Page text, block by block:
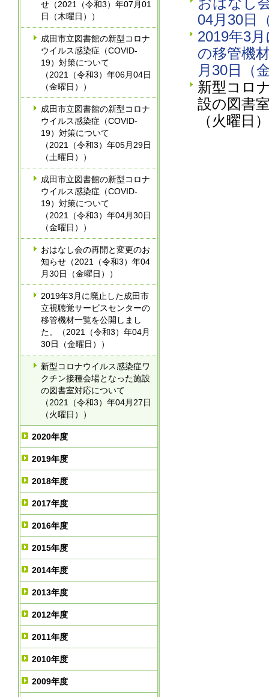
せ（2021（令和3）年07月01
日（木曜日））
成田市立図書館の新型コロナ
ウイルス感染症（COVID-
19）対策について
（2021（令和3）年06月04日
（金曜日））
成田市立図書館の新型コロナ
ウイルス感染症（COVID-
19）対策について
（2021（令和3）年05月29日
（土曜日））
成田市立図書館の新型コロナ
ウイルス感染症（COVID-
19）対策について
（2021（令和3）年04月30日
（金曜日））
おはなし会の再開と変更のお
知らせ（2021（令和3）年04
月30日（金曜日））
2019年3月に廃止した成田市
立視聴覚サービスセンターの
移管機材一覧を公開しまし
た。（2021（令和3）年04月
30日（金曜日））
新型コロナウイルス感染症ワ
クチン接種会場となった施設
の図書室対応について
（2021（令和3）年04月27日
（火曜日））
2020年度
2019年度
2018年度
2017年度
2016年度
2015年度
2014年度
2013年度
2012年度
2011年度
2010年度
2009年度
04月30日
2019年3
の移管機
月30日（
新型コロ
設の図書
（火曜日